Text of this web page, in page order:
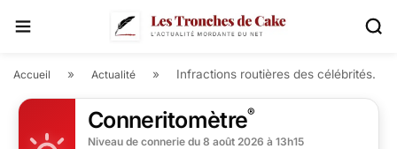
Accueil » Actualité » Infractions routières des célébrités.
Conneritomètre®
Niveau de connerie du 8 août 2026 à 13h15